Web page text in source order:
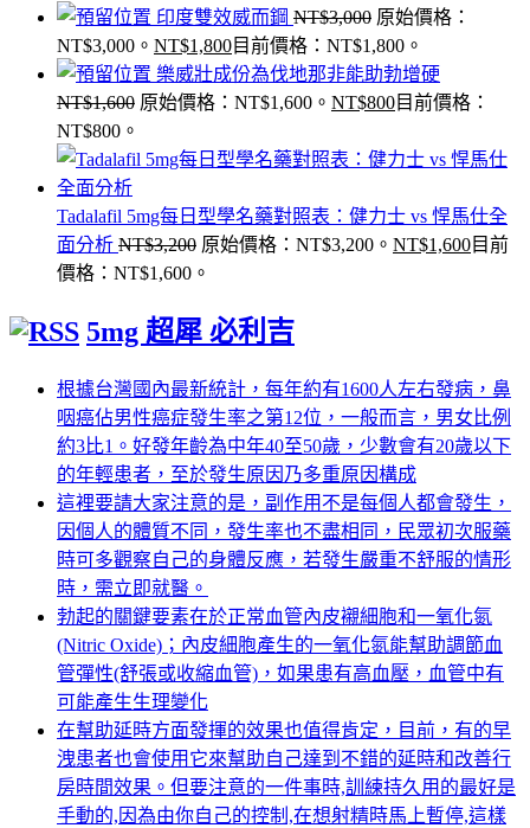
印度雙效威而鋼 NT$3,000 原始價格：
NT$3,000。 NT$1,800目前價格：NT$1,800。
樂威壯成份為伐地那非能助勃增硬
NT$1,600 原始價格：NT$1,600。 NT$800目前價格：
NT$800。
Tadalafil 5mg每日型學名藥對照表：健力士 vs 悍馬仕全
面分析 NT$3,200 原始價格：NT$3,200。 NT$1,600目前
價格：NT$1,600。
5mg 超犀 必利吉
根據台灣國內最新統計，每年約有1600人左右發病，鼻
咽癌佔男性癌症發生率之第12位，一般而言，男女比例
約3比1。好發年齡為中年40至50歲，少數會有20歲以下
的年輕患者，至於發生原因乃多重原因構成
這裡要請大家注意的是，副作用不是每個人都會發生，
因個人的體質不同，發生率也不盡相同，民眾初次服藥
時可多觀察自己的身體反應，若發生嚴重不舒服的情形
時，需立即就醫。
勃起的關鍵要素在於正常血管內皮襯細胞和一氧化氮
(Nitric Oxide)；內皮細胞產生的一氧化氮能幫助調節血
管彈性(舒張或收縮血管)，如果患有高血壓，血管中有
可能產生生理變化
在幫助延時方面發揮的效果也值得肯定，目前，有的早
洩患者也會使用它來幫助自己達到不錯的延時和改善行
房時間效果。但要注意的一件事時,訓練持久用的最好是
手動的,因為由你自己的控制,在想射精時馬上暫停,這樣